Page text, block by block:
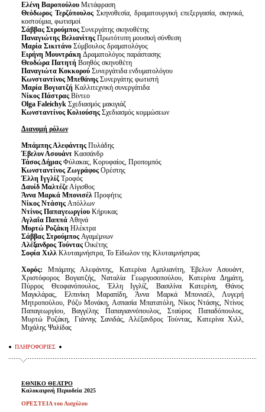
Ελένη Βαροπούλου Μετάφραση
Θεόδωρος Τερζόπουλος Σκηνοθεσία, δραματουργική επεξεργασία, σκηνικά,
κοστούμια, φωτισμοί
Σάββας Στρούμπος Συνεργάτης σκηνοθέτης
Παναγιώτης Βελιανίτης Πρωτότυπη μουσική σύνθεση
Μαρία Σικιτάνο Σύμβουλος δραματολόγος
Ειρήνη Μουντράκη Δραματολόγος παράστασης
Θεοδώρα Πατητή Βοηθός σκηνοθέτη
Παναγιώτα Κοκκορού Συνεργάτιδα ενδυματολόγου
Κωνσταντίνος Μπεθάνης Συνεργάτης φωτιστή
Μαρία Βογιατζή Καλλιτεχνική συνεργάτιδα
Νίκος Πάστρας Βίντεο
Olga Faleichyk Σχεδιασμός μακιγιάζ
Κωνσταντίνος Κολιούσης Σχεδιασμός κομμώσεων
Διανομή ρόλων
Μπάμπης Αλεφάντης Πυλάδης
Έβελυν ΑσουάντΚασσάνδρ
Τάσος ΔήμαςΦύλακας, Κορυφαίος, Προπομπός
Κωνσταντίνος ΖωγράφοςΟρέστης
Έλλη Ιγγλίζ Τροφός
Δαυίδ ΜαλτέζεΑίγισθος
Άννα Μαρκά Μπονισέλ Προφήτις
Νίκος Ντάσης Απόλλων
Ντίνος Παπαγεωργίου Κήρυκας
Αγλαΐα Παππά Αθηνά
Μυρτώ Ροζάκη Ηλέκτρα
Σάββας Στρούμπος Αγαμέμνων
Αλέξανδρος Τούντας Οικέτης
Σοφία Χιλλ Κλυταιμνήστρα, Το Είδωλον της Κλυταιμνήστρας
Χορός:Μπάμπης Αλεφάντης, Κατερίνα Αμπλιανίτη, Έβελυν Ασουάντ,
Χριστόφορος Βογιατζής, Ναταλία Γεωργοσοπούλου, Κατερίνα Δημάτη,
Πύρρος Θεοφανόπουλος, Έλλη Ιγγλίζ, Βασιλίνα Κατερίνη, Θάνος
Μαγκλάρας, Ελπινίκη Μαραπίδη, Άννα Μαρκά Μπονισέλ, Λυγερή
Μητροπούλου, Ρόζυ Μονάκη, Ασπασία Μπατατόλη, Νίκος Ντάσης, Ντίνος
Παπαγεωργίου, Βαγγέλης Παπαγιαννόπουλος, Σταύρος Παπαδόπουλος,
Μυρτώ Ροζάκη, Γιάννης Σανιδάς, Αλέξανδρος Τούντας, Κατερίνα Χιλλ,
Μιχάλης Ψαλίδας
ΠΛΗΡΟΦΟΡΙΕΣ
ΕΘΝΙΚΟ ΘΕΑΤΡΟ
Καλοκαιρινή Περιοδεία 2025
ΟΡΕΣΤΕΙΑ του Αισχύλου